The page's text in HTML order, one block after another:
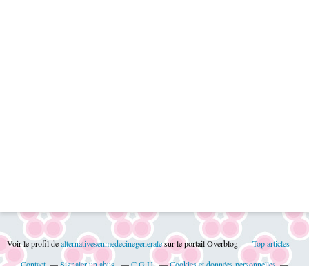
Voir le profil dealternativesenmedecinegeneralesur le portail Overblog
Top articles